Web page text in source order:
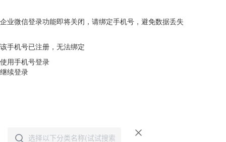
企业微信登录功能即将关闭，请绑定手机号，避免数据丢失
该手机号已注册，无法绑定
使用手机号登录
继续登录